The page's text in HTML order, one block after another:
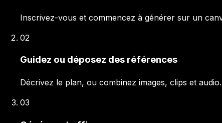
Inscrivez-vous et commencez à générer sur un
02
Guidez ou déposez des références
Décrivez le plan, ou combinez images, clips et
03